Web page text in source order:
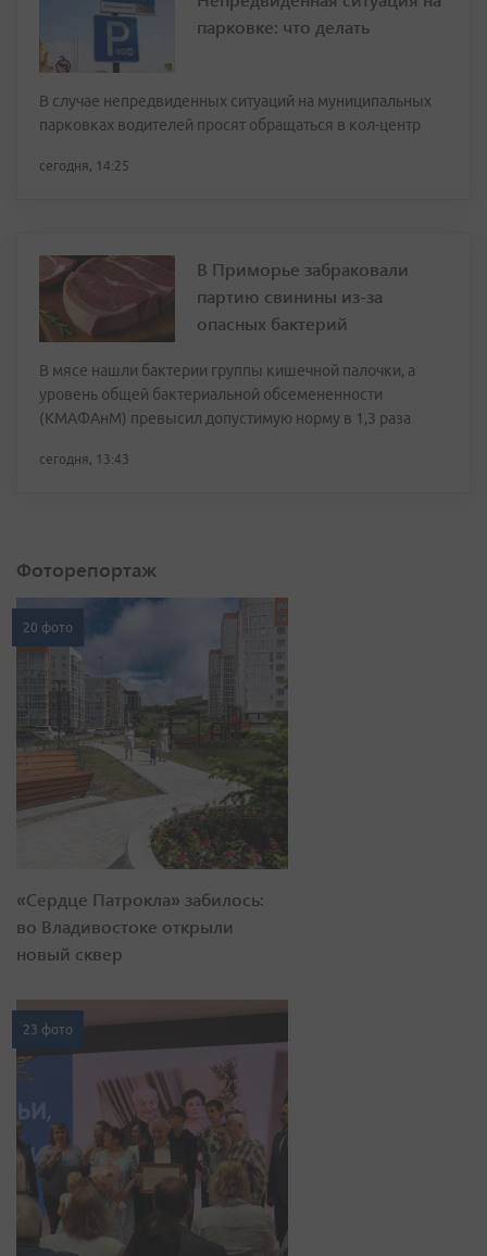
парковке: что делать
В случае непредвиденных ситуаций на муниципальных
парковках водителей просят обращаться в кол-центр
сегодня, 14:25
В Приморье забраковали
партию свинины из-за
опасных бактерий
В мясе нашли бактерии группы кишечной палочки, а
уровень общей бактериальной обсемененности
(КМАФАнМ) превысил допустимую норму в 1,3 раза
сегодня, 13:43
Фоторепортаж
20 фото
«Сердце Патрокла» забилось:
во Владивостоке открыли
новый сквер
23 фото